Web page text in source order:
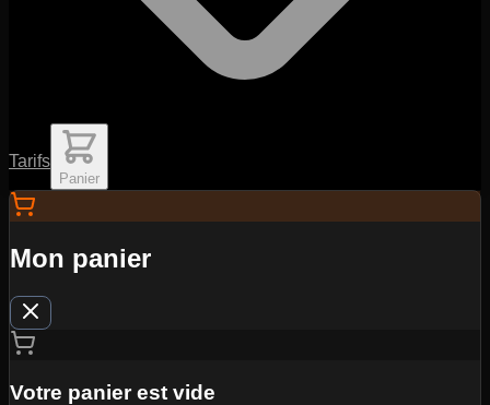
Tarifs
Panier
Mon panier
Votre panier est vide